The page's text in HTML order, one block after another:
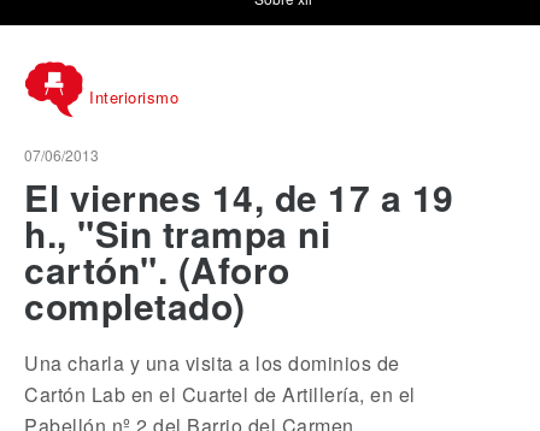
Interiorismo
07/06/2013
El viernes 14, de 17 a 19
h., "Sin trampa ni
cartón". (Aforo
completado)
Una charla y una visita a los dominios de
Cartón Lab en el Cuartel de Artillería, en el